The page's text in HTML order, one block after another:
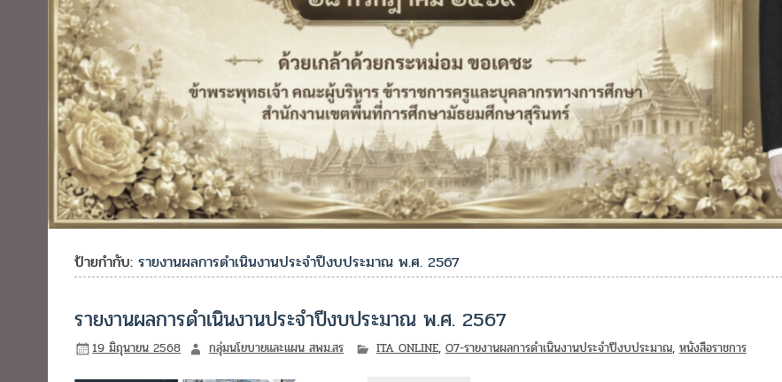
ป้ายกำกับ:รายงานผลการดำเนินงานประจำปีงบประมาณ พ.ศ. 2567
รายงานผลการดำเนินงานประจำปีงบประมาณ พ.ศ. 2567
19 มิถุนายน 2568 กลุ่มนโยบายและแผน สพม.สร ITA ONLINE, O7-รายงานผลการดำเนินงานประจำปีงบประมาณ, หนังสือราชการ